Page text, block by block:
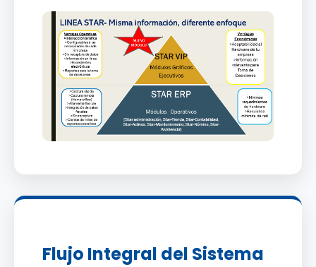
Flujo Integral del Sistema